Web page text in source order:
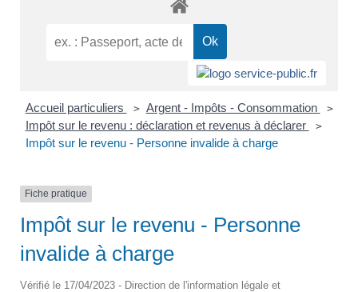
Accueil particuliers > Argent - Impôts - Consommation >
Impôt sur le revenu : déclaration et revenus à déclarer >
Impôt sur le revenu - Personne invalide à charge
Fiche pratique
Impôt sur le revenu - Personne
invalide à charge
Vérifié le 17/04/2023 - Direction de l'information légale et